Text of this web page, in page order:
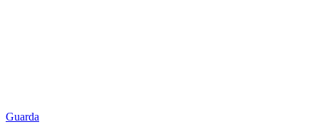
Guarda